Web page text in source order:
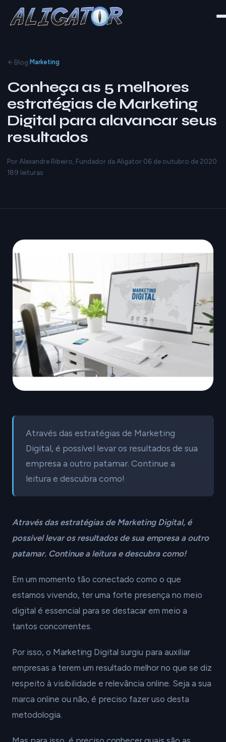
Blog· Marketing
Conheça as 5 melhores
estratégias de Marketing
Digital para alavancar seus
resultados
Por Alexandre Ribeiro, Fundador da Aligator·06 de outubro de 2020·
189 leituras
Através das estratégias de Marketing
Digital, é possível levar os resultados de sua
empresa a outro patamar. Continue a
leitura e descubra como!
Através das estratégias de Marketing Digital, é
possível levar os resultados de sua empresa a outro
patamar. Continue a leitura e descubra como!
Em um momento tão conectado como o que
estamos vivendo, ter uma forte presença no meio
digital é essencial para se destacar em meio a
tantos concorrentes.
Por isso, o Marketing Digital surgiu para auxiliar
empresas a terem um resultado melhor no que se diz
respeito à visibilidade e relevância online. Seja a sua
marca online ou não, é preciso fazer uso desta
metodologia.